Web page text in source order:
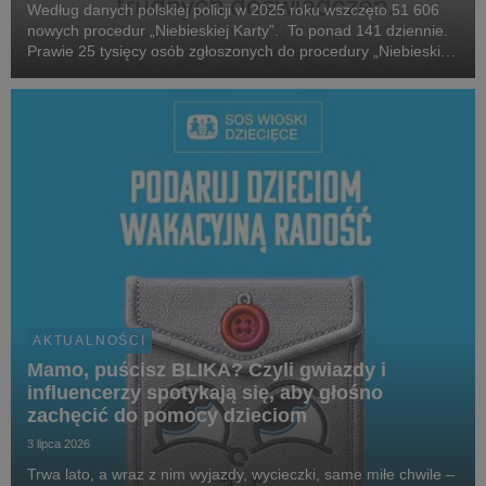
Według danych polskiej policji w 2025 roku wszczęto 51 606
nowych procedur „Niebieskiej Karty”. To ponad 141 dziennie.
Prawie 25 tysięcy osób zgłoszonych do procedury „Niebieskiej
pod wpływem alkoholu. W 2025 roku...
AKTUALNOŚCI
Mamo, puścisz BLIKA? Czyli gwiazdy i
influencerzy spotykają się, aby głośno
zachęcić do pomocy dzieciom
3 lipca 2026
Trwa lato, a wraz z nim wyjazdy, wycieczki, same miłe chwile –